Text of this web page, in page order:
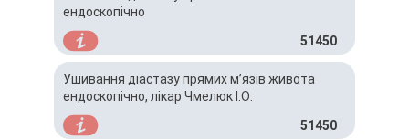
ендоскопічно
51450
Ушивання діастазу прямих мʼязів живота
ендоскопічно, лікар Чмелюк І.О.
51450